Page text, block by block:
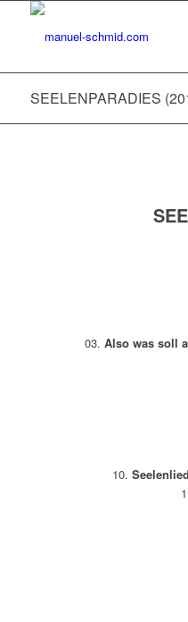
SEELENPARADIES
03.Also was soll
10.